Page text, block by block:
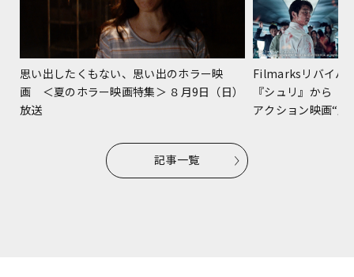
思い出したくもない、思い出のホラー映
画 ＜夏のホラー映画特集＞ ８月9日（日）
放送
Filmarksリバイバ
『シュリ』から『
アクション映画“躍
記事一覧